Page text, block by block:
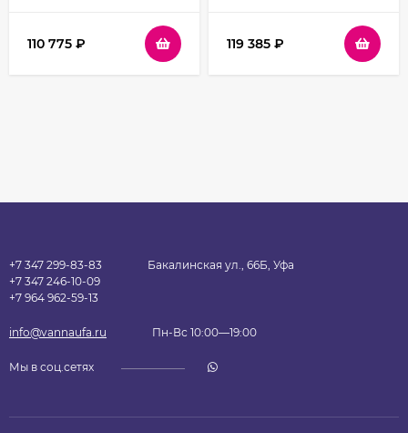
110 775 ₽
119 385 ₽
+7 347 299-83-83
+7 347 246-10-09
+7 964 962-59-13
Бакалинская ул., 66Б, Уфа
info@vannaufa.ru Пн-Вс 10:00—19:00
Мы в соц.сетях